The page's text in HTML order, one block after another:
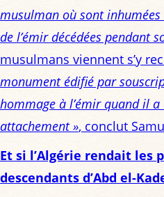
musulman où sont
de l’émir décédées pendant
musulmans viennent s’y
monument édifié par
hommage à l’émir quand il
attachement », conclut
Et si l’Algérie rendait les
descendants d’Abd el-